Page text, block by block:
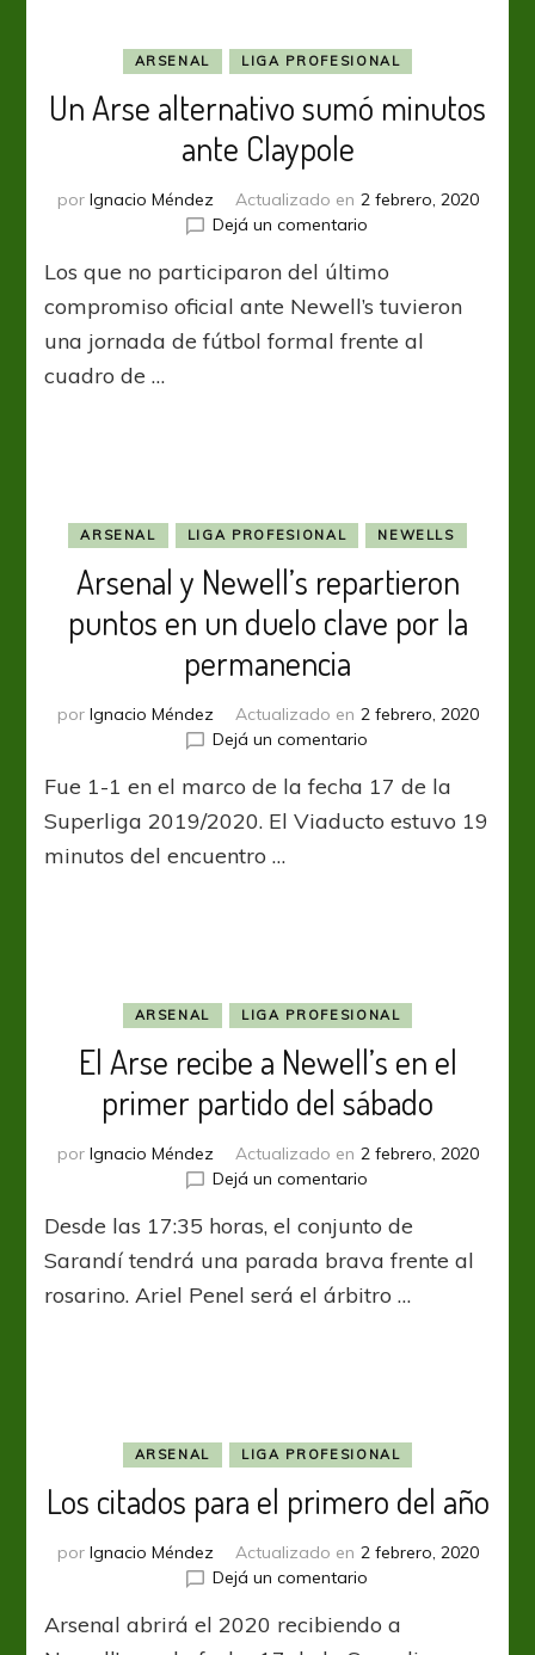
ARSENAL LIGA PROFESIONAL
Un Arse alternativo sumó minutos
ante Claypole
por Ignacio Méndez Actualizado en 2 febrero, 2020
Dejá un comentarioen
Arse
alternativo
minutos
Los que no participaron del último
compromiso oficial ante Newell’s tuvieron
una jornada de fútbol formal frente al
cuadro de …
ARSENAL LIGA PROFESIONAL NEWELLS
Arsenal y Newell’s repartieron
puntos en un duelo clave por la
permanencia
por Ignacio Méndez Actualizado en 2 febrero, 2020
Dejá un comentarioen
y
Newell’s
la
Fue 1-1 en el marco de la fecha 17 de la
Superliga 2019/2020. El Viaducto estuvo 19
minutos del encuentro …
ARSENAL LIGA PROFESIONAL
El Arse recibe a Newell’s en el
primer partido del sábado
por Ignacio Méndez Actualizado en 2 febrero, 2020
Dejá un comentarioen
Arse
recibe
Newell’s
sábado
Desde las 17:35 horas, el conjunto de
Sarandí tendrá una parada brava frente al
rosarino. Ariel Penel será el árbitro …
ARSENAL LIGA PROFESIONAL
Los citados para el primero del año
por Ignacio Méndez Actualizado en 2 febrero, 2020
Dejá un comentarioen
citados
Arsenal abrirá el 2020 recibiendo a